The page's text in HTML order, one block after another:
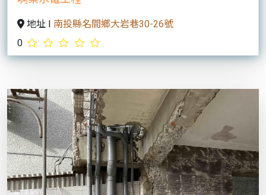
威翔水電
地址 I高雄市三民區察哈爾二街122-1號
0